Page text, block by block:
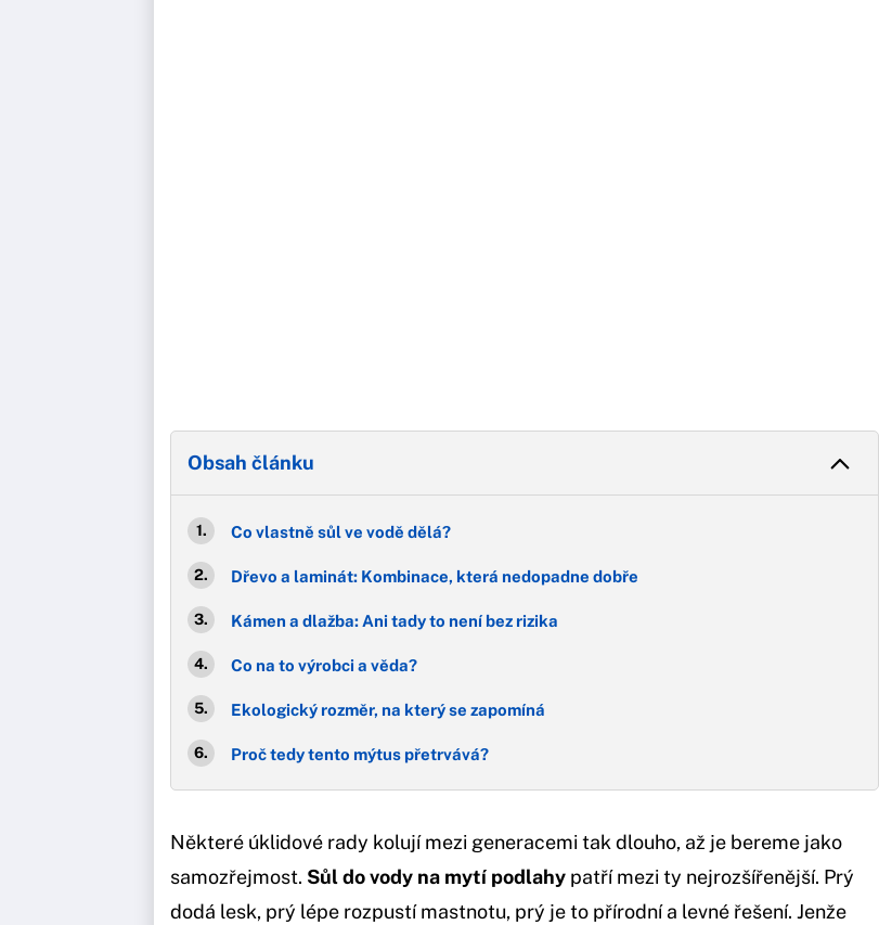
Obsah článku
Co vlastně sůl ve vodě dělá?
Dřevo a laminát: Kombinace, která nedopadne dobře
Kámen a dlažba: Ani tady to není bez rizika
Co na to výrobci a věda?
Ekologický rozměr, na který se zapomíná
Proč tedy tento mýtus přetrvává?
Některé úklidové rady kolují mezi generacemi tak dlouho, až je bereme jako
samozřejmost. Sůl do vody na mytí podlahy patří mezi ty nejrozšířenější. Prý
dodá lesk, prý lépe rozpustí mastnotu, prý je to přírodní a levné řešení. Jenže